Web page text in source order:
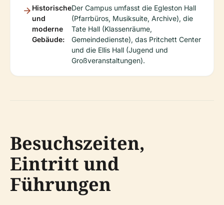
Historische
und
moderne
Gebäude:
Der Campus umfasst die Egleston Hall
(Pfarrbüros, Musiksuite, Archive), die
Tate Hall (Klassenräume,
Gemeindedienste), das Pritchett Center
und die Ellis Hall (Jugend und
Großveranstaltungen).
Besuchszeiten,
Eintritt und
Führungen